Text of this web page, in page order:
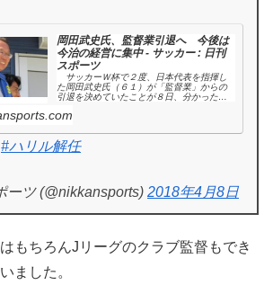
岡田武史氏、監督業引退へ 今後は
今治の経営に集中 - サッカー : 日刊
スポーツ
サッカーＷ杯で２度、日本代表を指揮し
た岡田武史氏（６１）が「監督業」からの
引退を決めていたことが８日、分かった。
資格、… - 日刊スポーツ新聞社のニュースサ
（nikkansports.com）
#ハリル解任
ツ (@nikkansports) 2018年4月8日
もちろんJリーグのクラブ監督もでき
ました。